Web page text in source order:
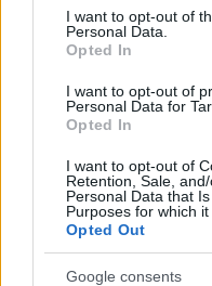
consent section.
I want to opt-out of
Personal Data.
Opted In
I want to opt-out of
Personal Data for
Opted In
I want to opt-out of
Retention, Sale,
Personal Data that
Purposes for which
Opted Out
Google consents
fizethettek, de a
érintésmentes
készüljetek
bőrönddel, hogy
Helyszín:6SZÍN -
Csatlakozzatok a
eseményéhez, hogy